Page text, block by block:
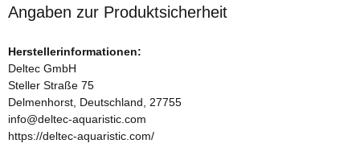
Angaben zur Produktsicherheit
Herstellerinformationen:
Deltec GmbH
Steller Straße 75
Delmenhorst, Deutschland, 27755
info@deltec-aquaristic.com
https://deltec-aquaristic.com/